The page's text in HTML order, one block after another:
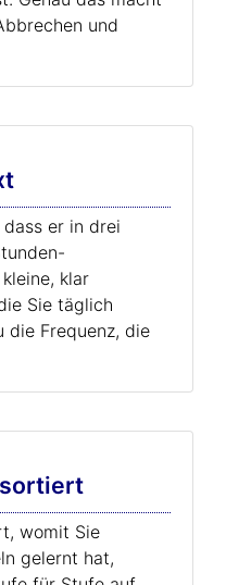
und
er in drei
klar
Sie täglich
die Frequenz, die
sortiert
womit Sie
gelernt hat,